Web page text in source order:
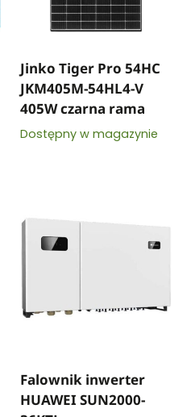
Jinko Tiger Pro 54HC
JKM405M-54HL4-V
405W czarna rama
Dostępny w magazynie
Falownik inwerter
HUAWEI SUN2000-